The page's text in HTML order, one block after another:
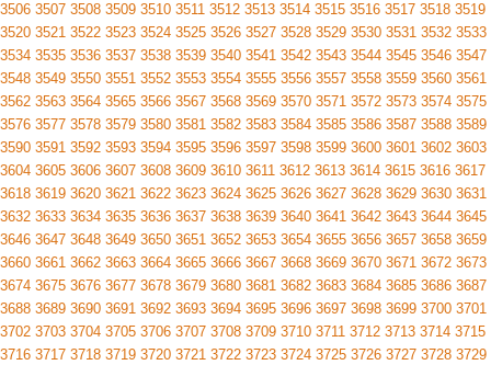
3506 3507 3508 3509 3510 3511 3512 3513 3514 3515 3516 3517 3518 3519
3520 3521 3522 3523 3524 3525 3526 3527 3528 3529 3530 3531 3532 3533
3534 3535 3536 3537 3538 3539 3540 3541 3542 3543 3544 3545 3546 3547
3548 3549 3550 3551 3552 3553 3554 3555 3556 3557 3558 3559 3560 3561
3562 3563 3564 3565 3566 3567 3568 3569 3570 3571 3572 3573 3574 3575
3576 3577 3578 3579 3580 3581 3582 3583 3584 3585 3586 3587 3588 3589
3590 3591 3592 3593 3594 3595 3596 3597 3598 3599 3600 3601 3602 3603
3604 3605 3606 3607 3608 3609 3610 3611 3612 3613 3614 3615 3616 3617
3618 3619 3620 3621 3622 3623 3624 3625 3626 3627 3628 3629 3630 3631
3632 3633 3634 3635 3636 3637 3638 3639 3640 3641 3642 3643 3644 3645
3646 3647 3648 3649 3650 3651 3652 3653 3654 3655 3656 3657 3658 3659
3660 3661 3662 3663 3664 3665 3666 3667 3668 3669 3670 3671 3672 3673
3674 3675 3676 3677 3678 3679 3680 3681 3682 3683 3684 3685 3686 3687
3688 3689 3690 3691 3692 3693 3694 3695 3696 3697 3698 3699 3700 3701
3702 3703 3704 3705 3706 3707 3708 3709 3710 3711 3712 3713 3714 3715
3716 3717 3718 3719 3720 3721 3722 3723 3724 3725 3726 3727 3728 3729